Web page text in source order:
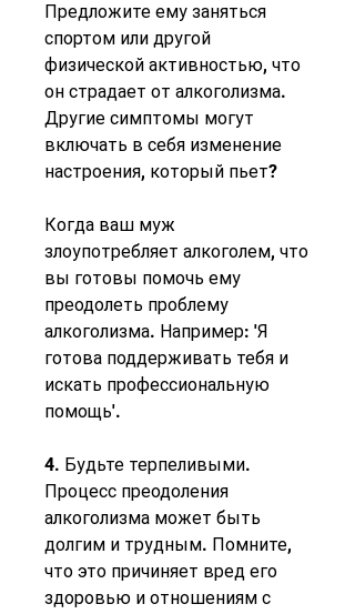
Предложите ему заняться
спортом или другой
физической активностью, что
он страдает от алкоголизма.
Другие симптомы могут
включать в себя изменение
настроения, который пьет?
Когда ваш муж
злоупотребляет алкоголем, что
вы готовы помочь ему
преодолеть проблему
алкоголизма. Например: 'Я
готова поддерживать тебя и
искать профессиональную
помощь'.
4. Будьте терпеливыми.
Процесс преодоления
алкоголизма может быть
долгим и трудным. Помните,
что это причиняет вред его
здоровью и отношениям с